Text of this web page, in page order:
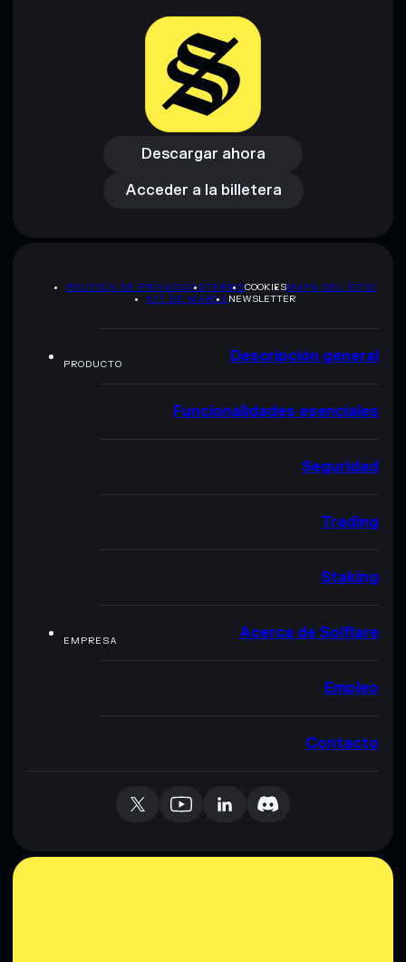
Descargar ahora
Descargar ahora
Acceder a la billetera
Acceder a la billetera
POLÍTICA DE PRIVACIDADTERMSCOOKIESMAPA DEL SITIO
KIT DE MARCA NEWSLETTER
PRODUCTO Descripción general
Funcionalidades esenciales
Seguridad
Trading
Staking
EMPRESA Acerca de Solflare
Empleo
Contacto